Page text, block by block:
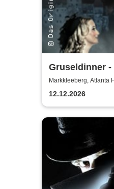
Gruseldinner -
Markkleeberg, Atlanta
12.12.2026